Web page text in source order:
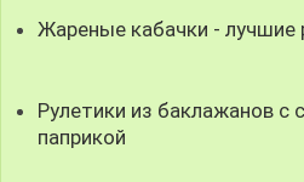
Жареные кабачки - лучшие
Рулетики из баклажанов с
паприкой